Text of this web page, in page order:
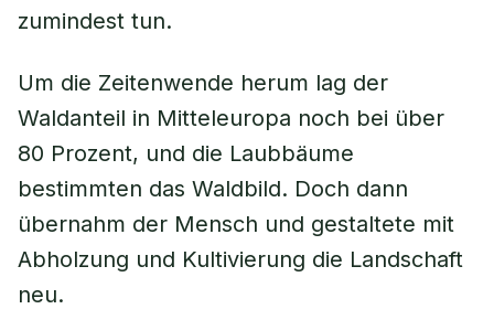
zumindest tun.
Um die Zeitenwende herum lag der
Waldanteil in Mitteleuropa noch bei über
80 Prozent, und die Laubbäume
bestimmten das Waldbild. Doch dann
übernahm der Mensch und gestaltete mit
Abholzung und Kultivierung die Landschaft
neu.